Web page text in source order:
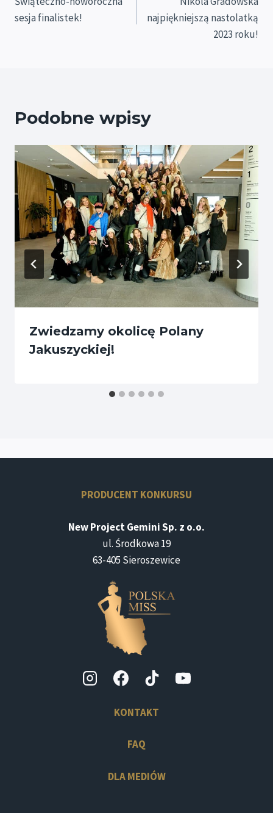
wpisu
sesja finalistek!
najpiękniejszą nastolatką
2023 roku!
Podobne wpisy
Zwiedzamy okolicę Polany
Jakuszyckiej!
PRODUCENT KONKURSU
New Project Gemini Sp. z o.o.
ul. Środkowa 19
63-405 Sieroszewice
KONTAKT
FAQ
DLA MEDIÓW